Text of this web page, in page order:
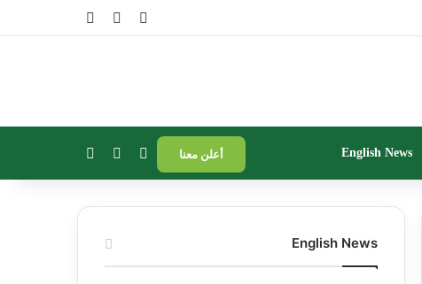
تسجيل الدخول
مقال عشوائي
English News أعلن معنا إضافة عمود جانبي
الوضع المظلم
English News